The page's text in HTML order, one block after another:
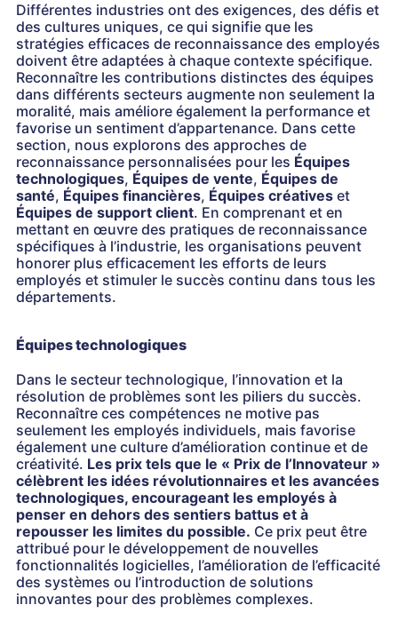
Différentes industries ont des exigences, des défis et
des cultures uniques, ce qui signifie que les
stratégies efficaces de reconnaissance des employés
doivent être adaptées à chaque contexte spécifique.
Reconnaître les contributions distinctes des équipes
dans différents secteurs augmente non seulement la
moralité, mais améliore également la performance et
favorise un sentiment d’appartenance. Dans cette
section, nous explorons des approches de
reconnaissance personnalisées pour les Équipes
technologiques, Équipes de vente, Équipes de
santé, Équipes financières, Équipes créatives et
Équipes de support client. En comprenant et en
mettant en œuvre des pratiques de reconnaissance
spécifiques à l’industrie, les organisations peuvent
honorer plus efficacement les efforts de leurs
employés et stimuler le succès continu dans tous les
départements.
Équipes technologiques
Dans le secteur technologique, l’innovation et la
résolution de problèmes sont les piliers du succès.
Reconnaître ces compétences ne motive pas
seulement les employés individuels, mais favorise
également une culture d’amélioration continue et de
créativité. Les prix tels que le « Prix de l’Innovateur »
célèbrent les idées révolutionnaires et les avancées
technologiques, encourageant les employés à
penser en dehors des sentiers battus et à
repousser les limites du possible. Ce prix peut être
attribué pour le développement de nouvelles
fonctionnalités logicielles, l’amélioration de l’efficacité
des systèmes ou l’introduction de solutions
innovantes pour des problèmes complexes.